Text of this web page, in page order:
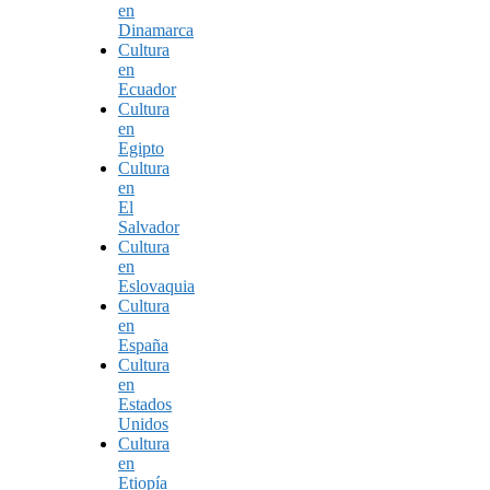
en
Dinamarca
Cultura
en
Ecuador
Cultura
en
Egipto
Cultura
en
El
Salvador
Cultura
en
Eslovaquia
Cultura
en
España
Cultura
en
Estados
Unidos
Cultura
en
Etiopía